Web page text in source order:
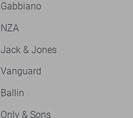
Gabbiano
NZA
Jack & Jones
Vanguard
Ballin
Only & Sons